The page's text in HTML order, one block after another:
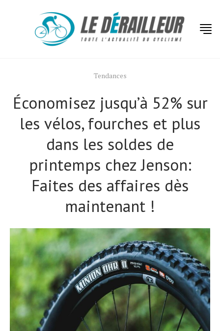
Tendances
Économisez jusqu’à 52% sur
les vélos, fourches et plus
dans les soldes de
printemps chez Jenson:
Faites des affaires dès
maintenant !